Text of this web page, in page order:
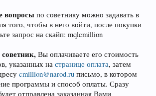
вопросы по советнику можно задавать в
того, чтобы в него войти, после покупки
запрос на скайп: mqlcmillion
Вы оплачиваете его стоимость
указанных на странице оплата, затем
cmillion@narod.ru письмо, в котором
программы и способ оплаты. Сразу
отправлена заказанная Вами